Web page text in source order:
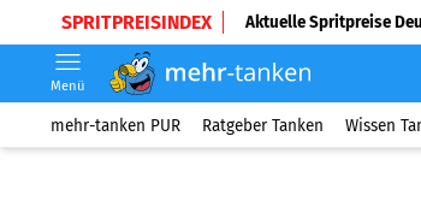
SPRITPREISINDEX Aktuelle Spritpreise
Menü
mehr-tanken PUR Ratgeber Tanken Wissen